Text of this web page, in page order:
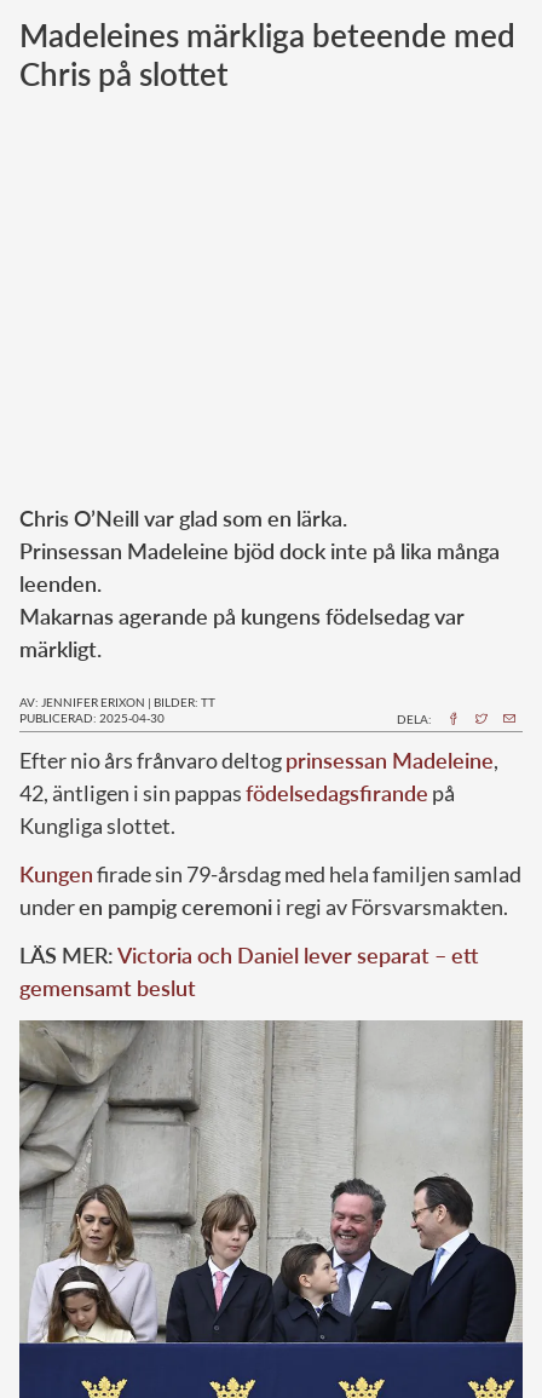
Norska kungahuset
Danska kungahuset
Madeleines märkliga beteende med
Chris på slottet
Chris O’Neill var glad som en lärka.
Prinsessan Madeleine bjöd dock inte på lika många
leenden.
Makarnas agerande på kungens födelsedag var
märkligt.
AV: JENNIFER ERIXON | BILDER: TT
PUBLICERAD: 2025-04-30
DELA:
Efter nio års frånvaro deltogprinsessan Madeleine,
42, äntligen i sin pappasfödelsedagsfirande på
Kungliga slottet.
Kungenfirade sin 79-årsdag med hela familjen samlad
underen pampig ceremonii regi av Försvarsmakten.
LÄS MER:Victoria och Daniel lever separat – ett
gemensamt beslut